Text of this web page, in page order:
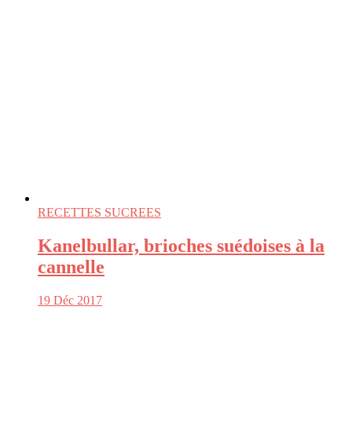
RECETTES SUCREES
Kanelbullar, brioches suédoises à la
cannelle
19 Déc 2017